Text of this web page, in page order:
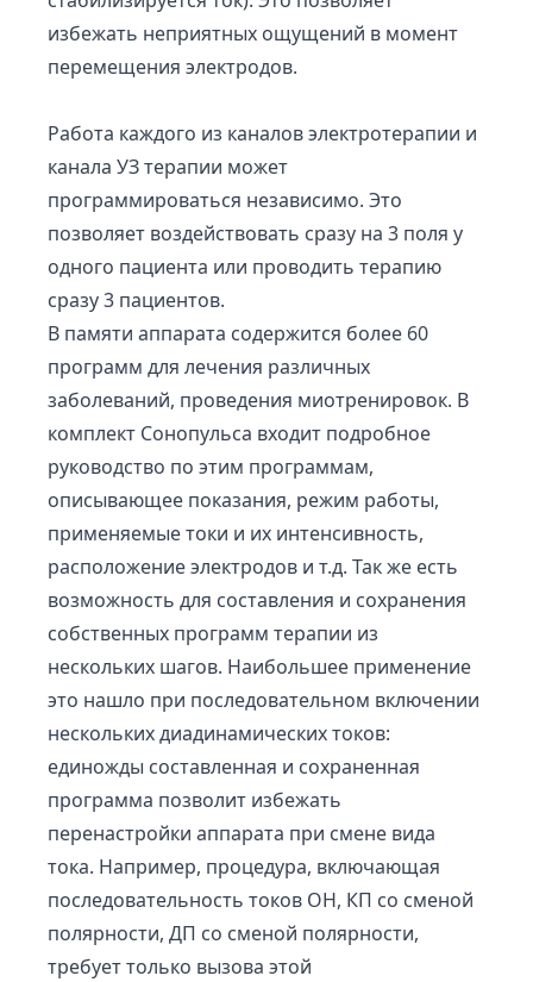
избежать неприятных ощущений в момент
перемещения электродов.
Работа каждого из каналов электротерапии и
канала УЗ терапии может
программироваться независимо. Это
позволяет воздействовать сразу на 3 поля у
одного пациента или проводить терапию
сразу 3 пациентов.
В памяти аппарата содержится более 60
программ для лечения различных
заболеваний, проведения миотренировок. В
комплект Сонопульса входит подробное
руководство по этим программам,
описывающее показания, режим работы,
применяемые токи и их интенсивность,
расположение электродов и т.д. Так же есть
возможность для составления и сохранения
собственных программ терапии из
нескольких шагов. Наибольшее применение
это нашло при последовательном включении
нескольких диадинамических токов:
единожды составленная и сохраненная
программа позволит избежать
перенастройки аппарата при смене вида
тока. Например, процедура, включающая
последовательность токов ОН, КП со сменой
полярности, ДП со сменой полярности,
требует только вызова этой